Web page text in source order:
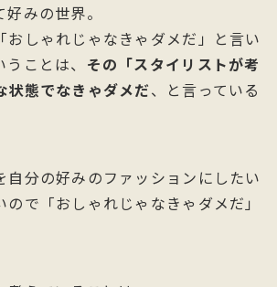
みの世界。
おしゃれじゃなきゃダメだ」と言い
ことは、 その「スタイリストが考
状態でなきゃダメだ、と言っている
自分の好みのファッションにしたい
ので「おしゃれじゃなきゃダメだ」